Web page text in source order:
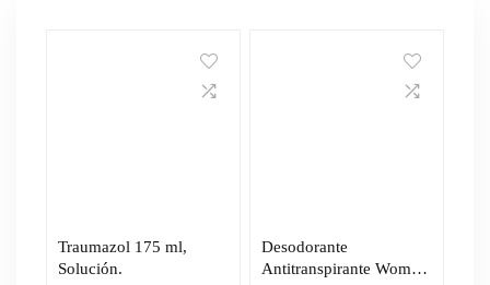
Traumazol 175 ml,
Solución.
Desodorante
Antitranspirante Women